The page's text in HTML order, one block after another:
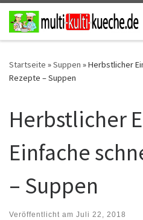
Zum Inhalt springen
Startseite »Suppen »Herbstlicher
Rezepte – Suppen
Herbstlicher
Einfache
– Suppen
Veröffentlicht am Juli 22, 2018